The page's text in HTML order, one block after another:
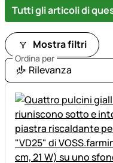
Tutti gli articoli di
Mostra filtri
Ordina per
Rilevanza